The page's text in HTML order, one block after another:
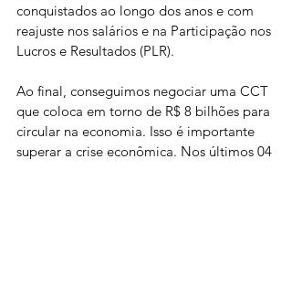
conquistados ao longo dos anos e com
reajuste nos salários e na Participação nos
Lucros e Resultados (PLR).
Ao final, conseguimos negociar uma CCT
que coloca em torno de R$ 8 bilhões para
circular na economia. Isso é importante
superar a crise econômica. Nos últimos 04